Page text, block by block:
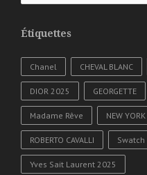
Étiquettes
Chanel CHEVAL BLANC
DIOR 2025 GEORGETTE
Madame Rêve NEW
ROBERTO CAVALLI Swatch
Yves Sait Laurent 2025